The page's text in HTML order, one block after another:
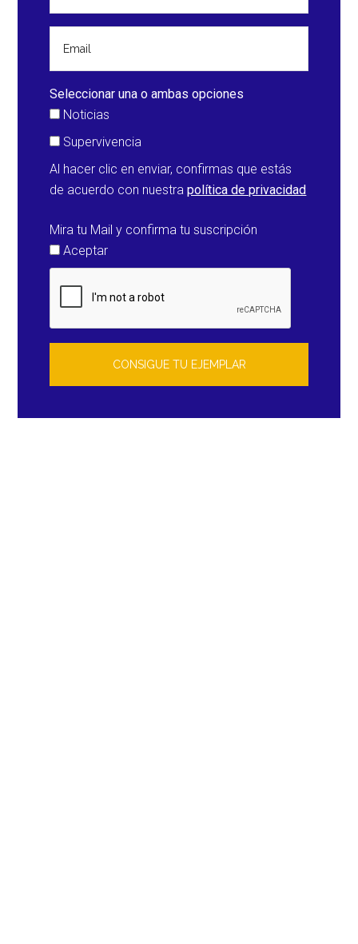
Seleccionar una o ambas opciones
Noticias
Supervivencia
Al hacer clic en enviar, confirmas que estás
de acuerdo con nuestrapolítica de privacidad
Mira tu Mail y confirma tu suscripción
Aceptar